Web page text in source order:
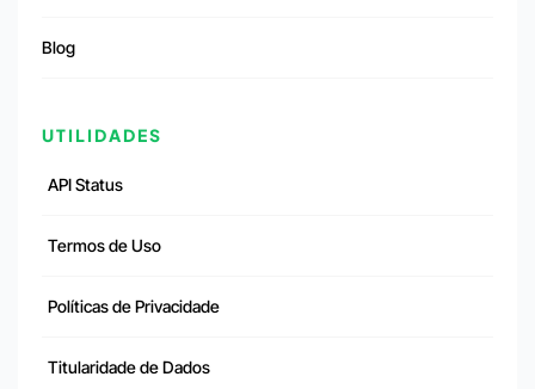
Blog
UTILIDADES
API Status
Termos de Uso
Políticas de Privacidade
Titularidade de Dados